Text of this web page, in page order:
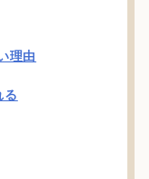
理由
る